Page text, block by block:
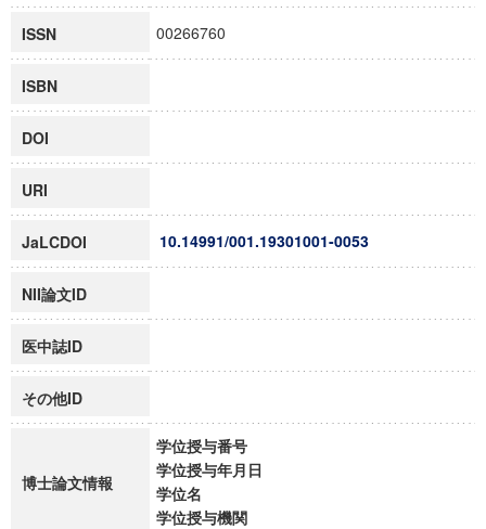
ISSN 00266760
ISBN
DOI
URI
JaLCDOI 10.14991/001.19301001-0053
NII論文ID
医中誌ID
その他ID
博士論文情報
学位授与番号
学位授与年月日
学位名
学位授与機関